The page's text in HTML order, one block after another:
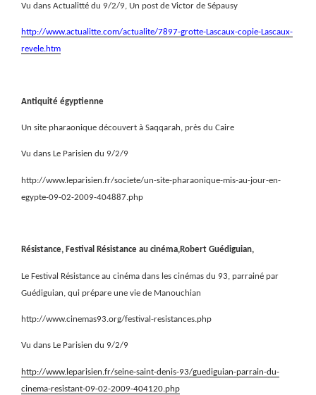
Vu dans Actualitté du 9/2/9, Un post de Victor de Sépausy
http://www.actualitte.com/actualite/7897-grotte-Lascaux-copie-Lascaux-
revele.htm
Antiquité égyptienne
Un site pharaonique découvert à Saqqarah, près du Caire
Vu dans Le Parisien du 9/2/9
http://www.leparisien.fr/societe/un-site-pharaonique-mis-au-jour-en-
egypte-09-02-2009-404887.php
Résistance, Festival Résistance au cinéma,Robert Guédiguian,
Le Festival Résistance au cinéma dans les cinémas du 93, parrainé par
Guédiguian, qui prépare une vie de Manouchian
http://www.cinemas93.org/festival-resistances.php
Vu dans Le Parisien du 9/2/9
http://www.leparisien.fr/seine-saint-denis-93/guediguian-parrain-du-
cinema-resistant-09-02-2009-404120.php